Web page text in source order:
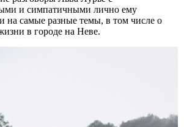
и симпатичными лично ему
на самые разные темы, в том числе о
в городе на Неве.